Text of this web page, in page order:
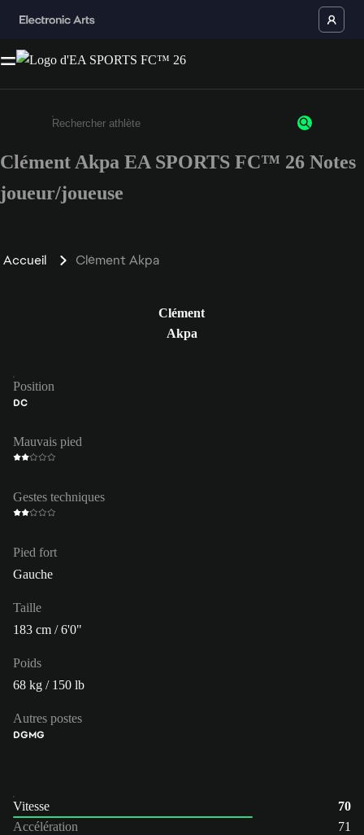
Saisissez au moins 3 caractères ou chiffres.
Clément Akpa EA SPORTS FC™ 26 Notes
joueur/joueuse
Accueil Clément Akpa
Clément
Akpa
Position
DC
Mauvais pied
Gestes techniques
Pied fort
Gauche
Taille
183 cm / 6'0"
Poids
68 kg / 150 lb
Autres postes
DGMG
Vitesse
70
Accélération
71